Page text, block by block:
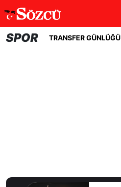
SPOR TRANSFER GÜNLÜĞÜ